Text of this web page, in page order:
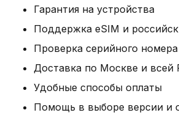
Гарантия на устройства
Поддержка eSIM и
Проверка серийного
Доставка по Москве и всей
Удобные способы оплаты
Помощь в выборе версии и